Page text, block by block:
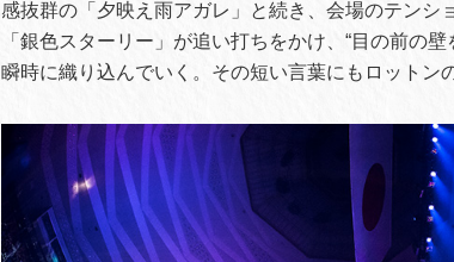
感抜群の「夕映え雨アガレ」と続き、会場のテンシ
「銀色スターリー」が追い打ちをかけ、“目の前の
瞬時に織り込んでいく。その短い言葉にもロットン